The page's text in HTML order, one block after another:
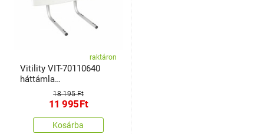
raktáron
Vitility VIT-70110640
háttámla
fürdőszobaiülőkehez
18 195 Ft
11 995Ft
Kosárba